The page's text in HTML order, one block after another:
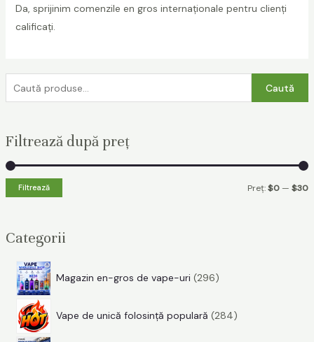
a
t
ă
d
u
ă
Caută
Filtrează după preț
PP
Filtrează Preț:$0 —$30
Categorii
Magazin en-gros de vape-uri 296
6
Vape de unică folosință populară 284
Da, sprijinim comenzile en gros internaționale pentru clienți
calificați.